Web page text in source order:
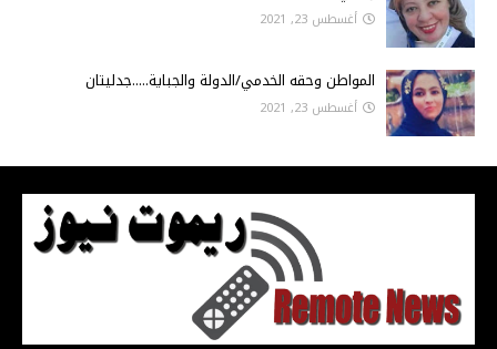
أغسطس 23, 2021
المواطن وحقه الخدمي/الدولة والجباية.....جدليتان
أغسطس 23, 2021